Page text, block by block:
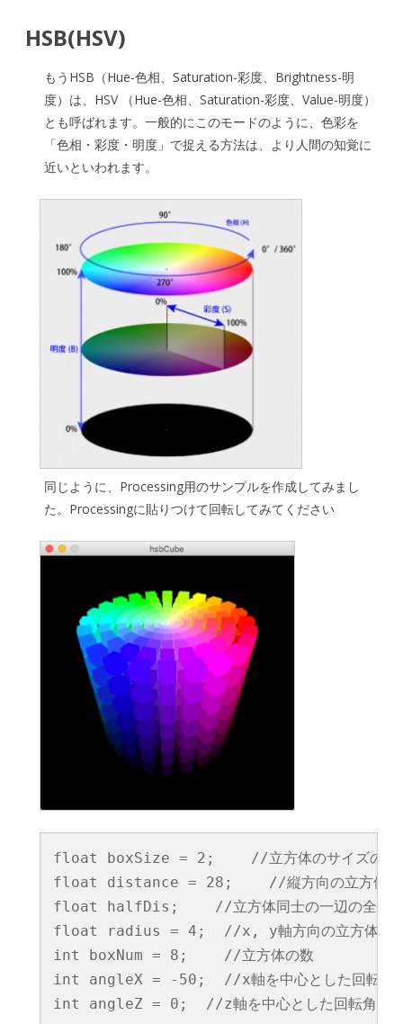
HSB(HSV)
もうHSB（Hue-色相、Saturation-彩度、Brightness-明
度）は、HSV （Hue-色相、Saturation-彩度、Value-明度）
とも呼ばれます。一般的にこのモードのように、色彩を
「色相・彩度・明度」で捉える方法は、より人間の知覚に
近いといわれます。
同じように、Processing用のサンプルを作成してみまし
た。Processingに貼りつけて回転してみてください
float boxSize = 2;    //立方体のサイズの初
float distance = 28;    //縦方向の立方体同
float halfDis;    //立方体同士の一辺の全体の
float radius = 4;  //x, y軸方向の立方体の距
int boxNum = 8;    //立方体の数
int angleX = -50;  //x軸を中心とした回転角度
int angleZ = 0;  //z軸を中心とした回転角度の